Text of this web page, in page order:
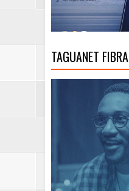
TAGUANET FIBRA